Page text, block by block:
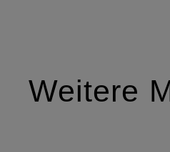
Weitere